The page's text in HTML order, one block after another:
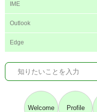
IME
Outlook
Edge
Welcome Profile